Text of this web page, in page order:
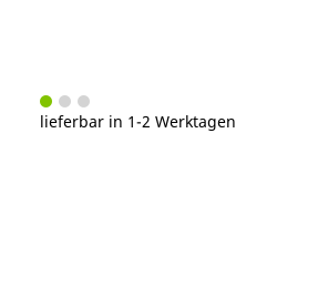
lieferbar in 1-2 Werktagen